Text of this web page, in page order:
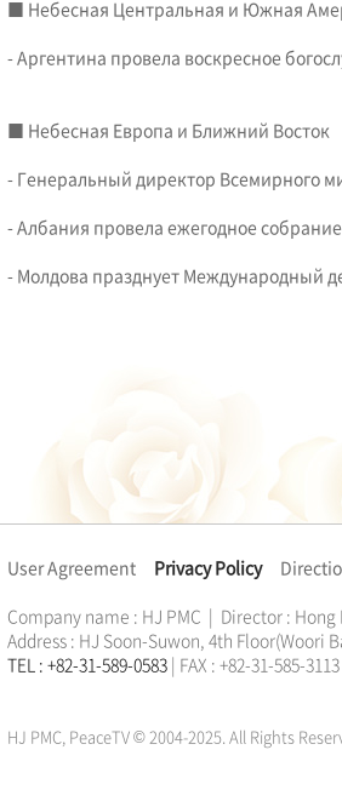
■ Небесная Центральная и Южная
- Аргентина провела воскресное
■ Небесная Европа и Ближний Восток
- Генеральный директор Всемирного
- Албания провела ежегодное
- Молдова празднует Международный
User Agreement Privacy Policy
Company name : HJ PMC | Director : Hong
Address : HJ Soon-Suwon, 4th Floor(Woori
TEL : +82-31-589-0583 | FAX : +82-31-585-
HJ PMC, PeaceTV © 2004-2025. All Rights